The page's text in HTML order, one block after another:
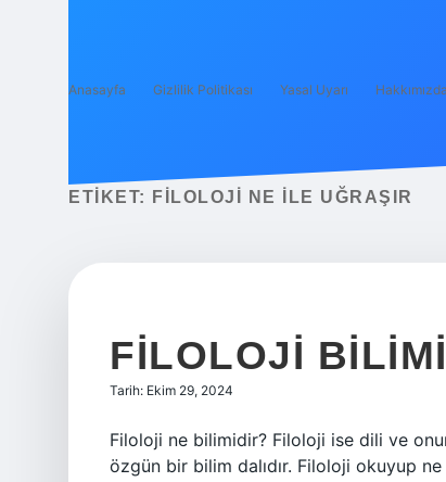
Anasayfa Gizlilik Politikası Yasal Uyarı Hakkımızda
ETIKET: FILOLOJI NE ILE UĞRAŞIR
FILOLOJI
Tarih: Ekim 29, 2024
Filoloji ne bilimidir? Filoloji ise dili ve
özgün bir bilim dalıdır. Filoloji okuyup